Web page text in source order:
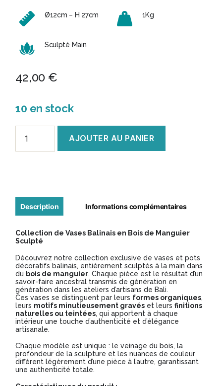
Ø12cm – H 27cm
Sculpté Main
1Kg
42,00 €
10 en stock
Manguier
-
VB060
AJOUTER AU PANIER
Description Informations complémentaires
Collection de Vases Balinais en Bois de Manguier
Sculpté
Découvrez notre collection exclusive de vases et pots
décoratifs balinais, entièrement sculptés à la main dans
du bois de manguier. Chaque pièce est le résultat d’un
savoir-faire ancestral transmis de génération en
génération dans les ateliers d’artisans de Bali.
Ces vases se distinguent par leurs formes organiques,
leurs motifs minutieusement gravés et leursfinitions
naturelles ou teintées, qui apportent à chaque
intérieur une touche d’authenticité et d’élégance
artisanale.
Chaque modèle est unique : le veinage du bois, la
profondeur de la sculpture et les nuances de couleur
diffèrent légèrement d’une pièce à l’autre, garantissant
une authenticité totale.